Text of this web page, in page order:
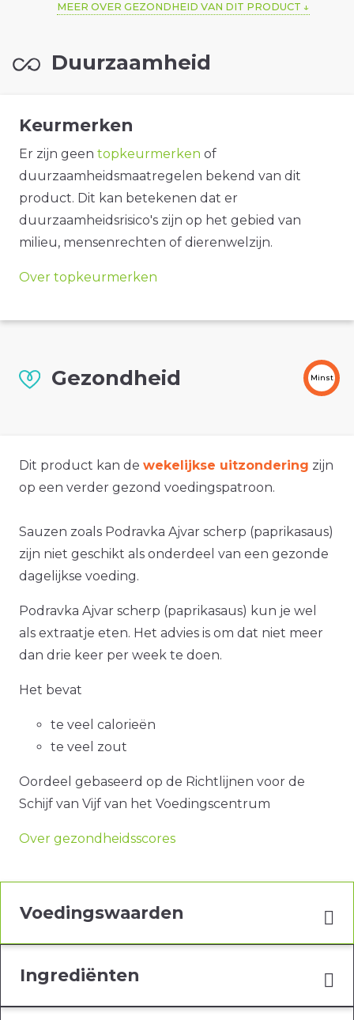
MEER OVER GEZONDHEID VAN DIT PRODUCT
Duurzaamheid
Keurmerken
Er zijn geen topkeurmerken of
duurzaamheidsmaatregelen bekend van dit
product. Dit kan betekenen dat er
duurzaamheidsrisico's zijn op het gebied van
milieu, mensenrechten of dierenwelzijn.
Over topkeurmerken
Gezondheid Minst
Dit product kan de wekelijkse uitzondering zijn
op een verder gezond voedingspatroon.
Sauzen zoals Podravka Ajvar scherp (paprikasaus)
zijn niet geschikt als onderdeel van een gezonde
dagelijkse voeding.
Podravka Ajvar scherp (paprikasaus) kun je wel
als extraatje eten. Het advies is om dat niet meer
dan drie keer per week te doen.
Het bevat
te veel calorieën
te veel zout
Oordeel gebaseerd op de Richtlijnen voor de
Schijf van Vijf van het Voedingscentrum
Over gezondheidsscores
Voedingswaarden
Ingrediënten